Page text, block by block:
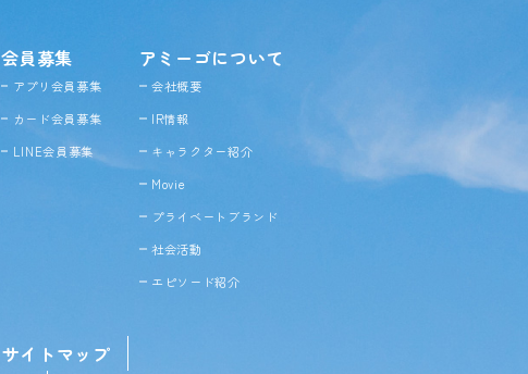
会員募集
アプリ会員募集
カード会員募集
LINE会員募集
アミーゴについて
会社概要
IR情報
キャラクター紹介
Movie
プライベートブランド
社会活動
エピソード紹介
サイトマップ